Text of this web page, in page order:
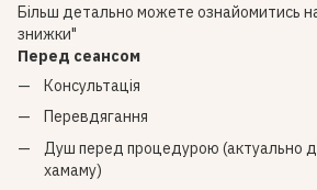
Більш детально можете ознайомитись на
знижки"
Перед сеансом
Консультація
Перевдягання
Душ перед процедурою (актуально
хамаму)